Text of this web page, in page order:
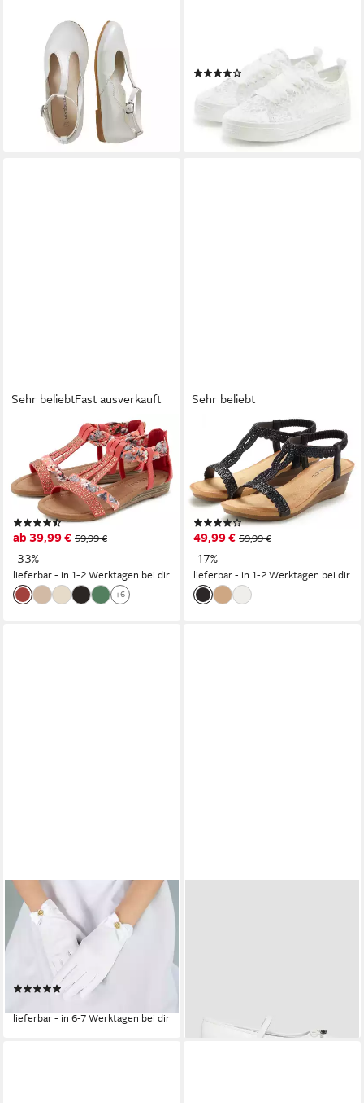
mit Schnalle Ballerina
37,99 €
lieferbar - in 3-4 Werktagen bei dir
Spitze VEGAN
(82)
49,99 €
lieferbar - in 1-2 Werktagen bei dir
Sehr beliebtFast ausverkauft
Sommerschuh, Sandalette,
offener Schuh, Sandale mit
aufwendiger Verzierung
VEGAN
(255)
ab 39,99 € 59,99 €
-33%
lieferbar - in 1-2 Werktagen bei dir
+6
Sehr beliebt
VIVANCE BY LASCANA
Sommerschuh, offener
Schuh, Sandale,
Keilsandalette, Sandalette mit
Glitzerdetails, Keilabsatz &
elastischem Riemchen
VEGAN
(22)
49,99 € 59,99 €
-17%
lieferbar - in 1-2 Werktagen bei dir
FESTIVALARTIKEL
Abendhandschuhe Elegante
Kommunionhandschuhe für
Mädchen weiß, voll, Schleife
(1)
lieferbar - in 6-7 Werktagen bei dir